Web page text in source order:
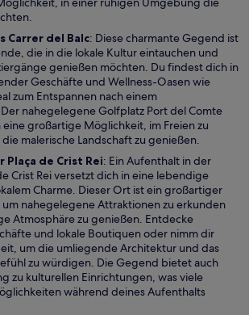
m
n
e
u
e
n
F
e
n
s
t
e
r
g
e
ö
f
f
n
Carrer del BalcW
i
r
d
i
n
e
i
n
e
m
n
e
u
e
n
F
e
n
: Diese charmante Gegend ist
die in die lokale Kultur eintauchen und
genießen möchten. Du findest dich in
Geschäfte und Wellness-Oasen wie
zum Entspannen nach einem
nahegelegene Golfplatz Port del Comte
großartige Möglichkeit, im Freien zu
malerische Landschaft zu genießen.
Plaça de Crist ReiW
i
r
d
i
n
e
i
n
e
: Ein Aufenthalt in der
Crist Rei versetzt dich in eine lebendige
Charme. Dieser Ort ist ein großartiger
nahegelegene Attraktionen zu erkunden
Atmosphäre zu genießen. Entdecke
und lokale Boutiquen oder nimm dir
um die umliegende Architektur und das
zu würdigen. Die Gegend bietet auch
zu kulturellen Einrichtungen, was viele
während deines Aufenthalts